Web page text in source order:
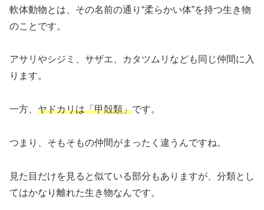
軟体動物とは、その名前の通り“柔らかい体”を持つ生き物
のことです。
アサリやシジミ、サザエ、カタツムリなども同じ仲間に入
ります。
一方、 ヤドカリは「甲殻類」です。
つまり、そもそもの仲間がまったく違うんですね。
見た目だけを見ると似ている部分もありますが、分類とし
てはかなり離れた生き物なんです。